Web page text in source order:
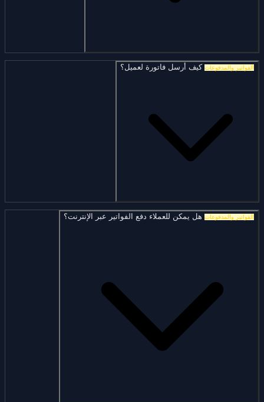
الفواتير والمدفوعات كيف أرسل فاتورة لعميل؟
الفواتير والمدفوعات هل يمكن للعملاء دفع الفواتير عبر الإنترنت؟